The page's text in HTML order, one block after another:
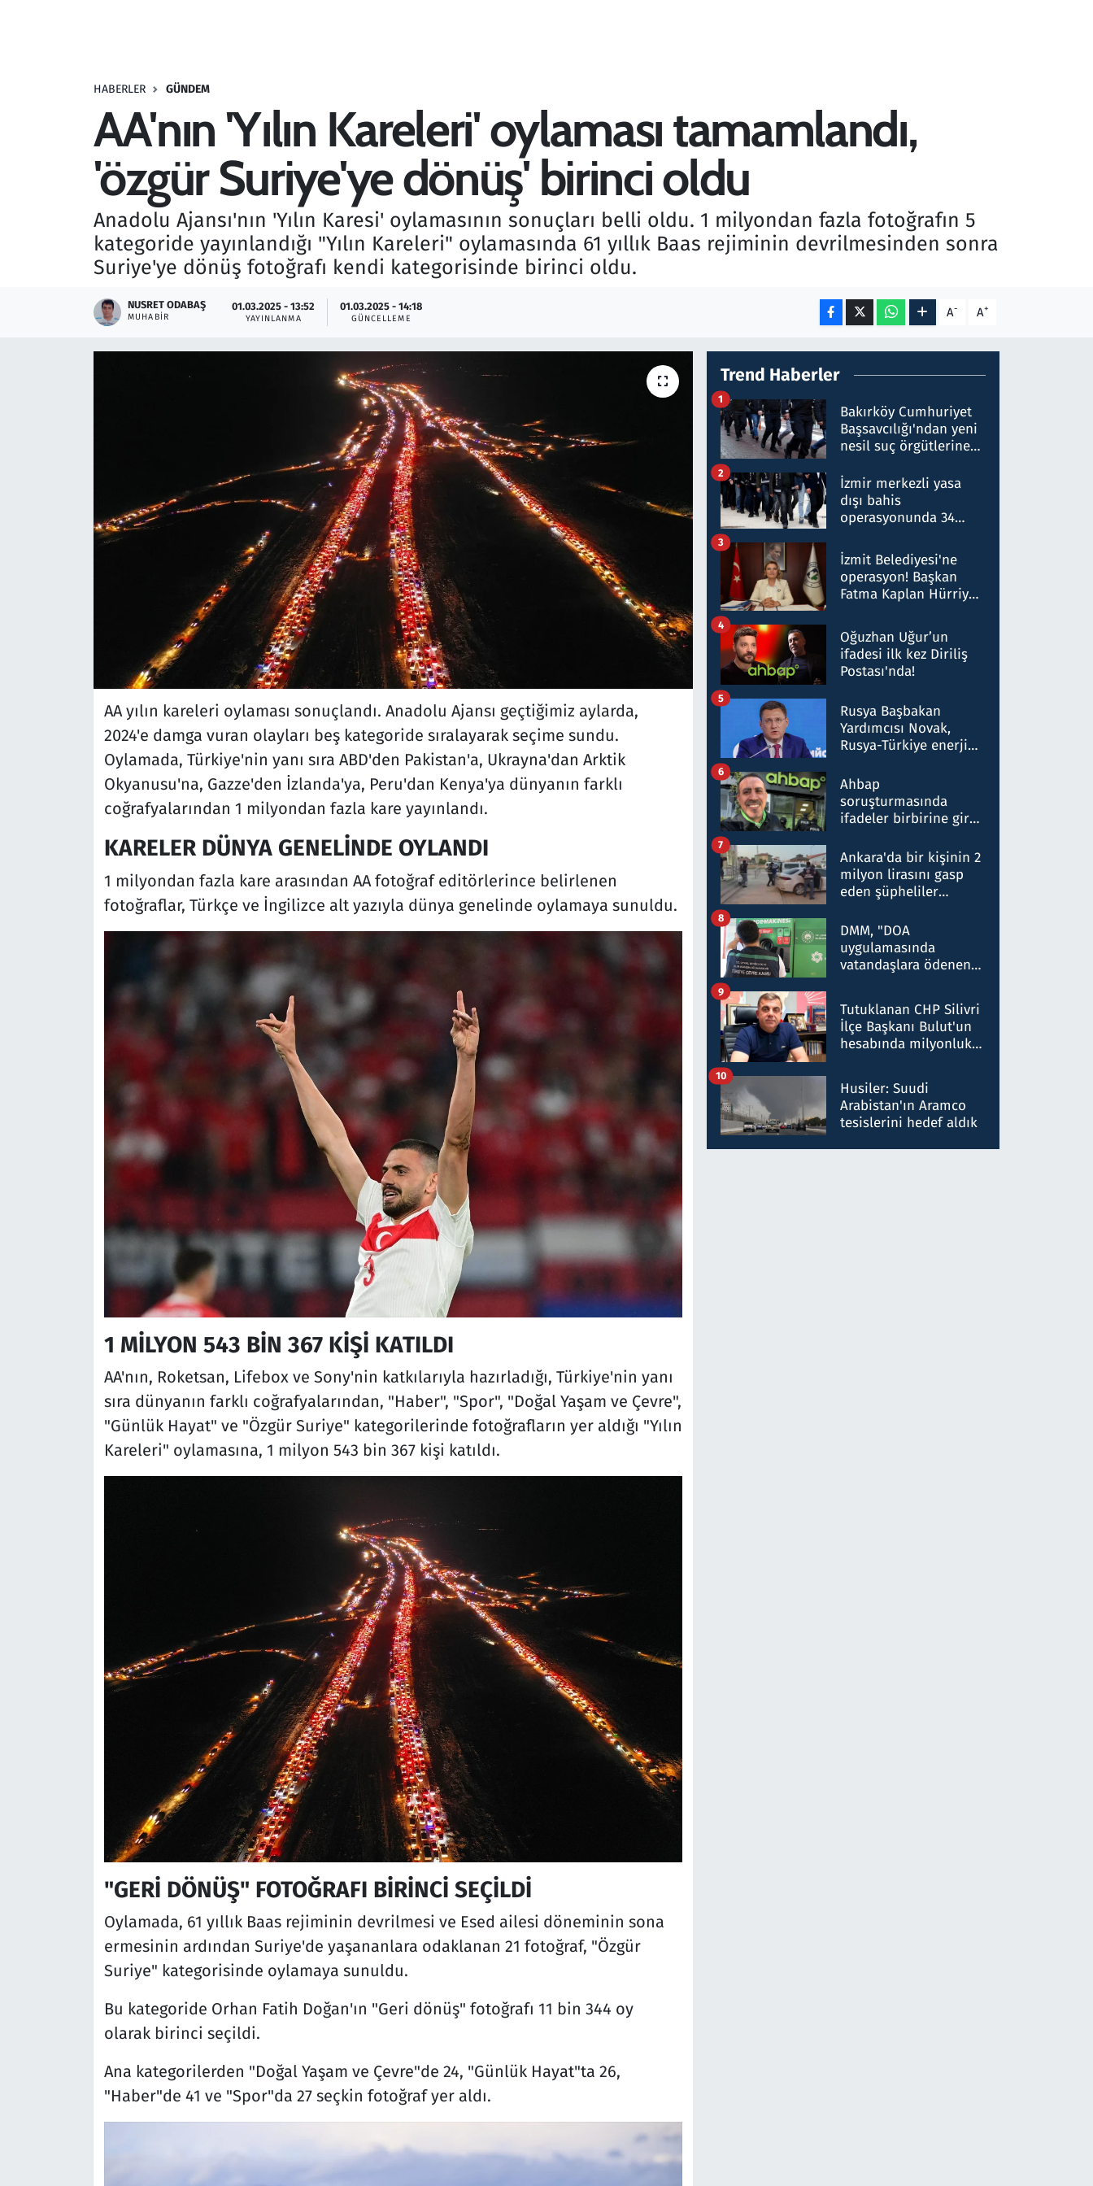
HABERLER GÜNDEM
AA'nın 'Yılın Kareleri' oylaması tamamlandı,
'özgür Suriye'ye dönüş' birinci oldu
Anadolu Ajansı'nın 'Yılın Karesi' oylamasının sonuçları belli oldu. 1 milyondan fazla fotoğrafın 5
kategoride yayınlandığı "Yılın Kareleri" oylamasında 61 yıllık Baas rejiminin devrilmesinden sonra
Suriye'ye dönüş fotoğrafı kendi kategorisinde birinci oldu.
NUSRET ODABAŞ
MUHABIR
01.03.2025 - 13:52
YAYINLANMA
01.03.2025 - 14:18
GÜNCELLEME A- A+
AA yılın kareleri oylaması sonuçlandı. Anadolu Ajansı geçtiğimiz aylarda,
2024'e damga vuran olayları beş kategoride sıralayarak seçime sundu.
Oylamada, Türkiye'nin yanı sıra ABD'den Pakistan'a, Ukrayna'dan Arktik
Okyanusu'na, Gazze'den İzlanda'ya, Peru'dan Kenya'ya dünyanın farklı
coğrafyalarından 1 milyondan fazla kare yayınlandı.
KARELER DÜNYA GENELİNDE OYLANDI
1 milyondan fazla kare arasından AA fotoğraf editörlerince belirlenen
fotoğraflar, Türkçe ve İngilizce alt yazıyla dünya genelinde oylamaya sunuldu.
1 MİLYON 543 BİN 367 KİŞİ KATILDI
AA'nın, Roketsan, Lifebox ve Sony'nin katkılarıyla hazırladığı, Türkiye'nin yanı
sıra dünyanın farklı coğrafyalarından, "Haber", "Spor", "Doğal Yaşam ve Çevre",
"Günlük Hayat" ve "Özgür Suriye" kategorilerinde fotoğrafların yer aldığı "Yılın
Kareleri" oylamasına, 1 milyon 543 bin 367 kişi katıldı.
"GERİ DÖNÜŞ" FOTOĞRAFI BİRİNCİ SEÇİLDİ
Oylamada, 61 yıllık Baas rejiminin devrilmesi ve Esed ailesi döneminin sona
ermesinin ardından Suriye'de yaşananlara odaklanan 21 fotoğraf, "Özgür
Suriye" kategorisinde oylamaya sunuldu.
Bu kategoride Orhan Fatih Doğan'ın "Geri dönüş" fotoğrafı 11 bin 344 oy
olarak birinci seçildi.
Ana kategorilerden "Doğal Yaşam ve Çevre"de 24, "Günlük Hayat"ta 26,
"Haber"de 41 ve "Spor"da 27 seçkin fotoğraf yer aldı.
Trend Haberler
Bakırköy Cumhuriyet
Başsavcılığı'ndan yeni
nesil suç örgütlerine
hakkında gözaltı kararı
1
İzmir merkezli yasa
dışı bahis
operasyonunda 34
Milyar liralık para
trafiği tespit edildi
2
İzmit Belediyesi'ne
operasyon! Başkan
Fatma Kaplan Hürriyet
3
Oğuzhan Uğur’un
ifadesi ilk kez Diriliş
Postası'nda!
4
Rusya Başbakan
Yardımcısı Novak,
Rusya-Türkiye enerji
nitelikte olduğunu
belirtti
5
Ahbap
soruşturmasında
ifadeler birbirine girdi:
ifadelerinden ortaya
çıkan tablo şok etti
6
Ankara'da bir kişinin 2
milyon lirasını gasp
eden şüpheliler
7
DMM, "DOA
uygulamasında
vatandaşlara ödenen
düşürüldüğü" iddiasını
yalanladı
8
Tutuklanan CHP Silivri
İlçe Başkanı Bulut'un
hesabında milyonluk
talimat verdi, ben
gönderdim
9
Husiler: Suudi
Arabistan'ın Aramco
tesislerini hedef aldık
10
Savunma Sanayi
Televizyon